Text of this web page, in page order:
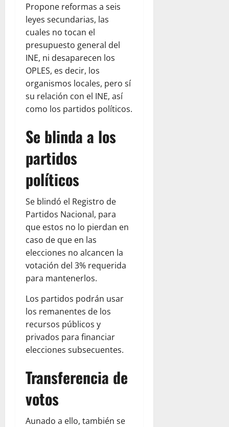
Propone reformas a seis
leyes secundarias, las
cuales no tocan el
presupuesto general del
INE, ni desaparecen los
OPLES, es decir, los
organismos locales, pero sí
su relación con el INE, así
como los partidos políticos.
Se blinda a los
partidos
políticos
Se blindó el Registro de
Partidos Nacional, para
que estos no lo pierdan en
caso de que en las
elecciones no alcancen la
votación del 3% requerida
para mantenerlos.
Los partidos podrán usar
los remanentes de los
recursos públicos y
privados para financiar
elecciones subsecuentes.
Transferencia de
votos
Aunado a ello, también se